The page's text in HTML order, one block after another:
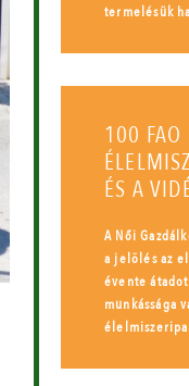
termelésük
100 FAO
ÉS A
A Női
a jelölés az
évente
munkássága